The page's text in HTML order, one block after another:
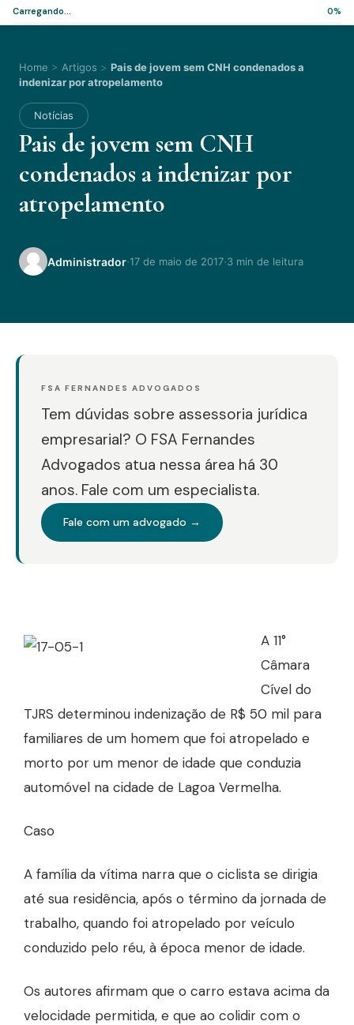
Home > Artigos > Pais de jovem sem CNH condenados a
indenizar por atropelamento
Notícias
Pais de jovem sem CNH
condenados a indenizar por
atropelamento
Administrador·17 de maio de 2017·3 min de leitura
Carregando... 0%
FSA FERNANDES ADVOGADOS
Tem dúvidas sobre assessoria jurídica
empresarial? O FSA Fernandes
Advogados atua nessa área há 30
anos. Fale com um especialista.
Fale com um advogado →
A 11°
Câmara
Cível do
TJRS determinou indenização de R$ 50 mil para
familiares de um homem que foi atropelado e
morto por um menor de idade que conduzia
automóvel na cidade de Lagoa Vermelha.
Caso
A família da vítima narra que o ciclista se dirigia
até sua residência, após o término da jornada de
trabalho, quando foi atropelado por veículo
conduzido pelo réu, à época menor de idade.
Os autores afirmam que o carro estava acima da
velocidade permitida, e que ao colidir com o